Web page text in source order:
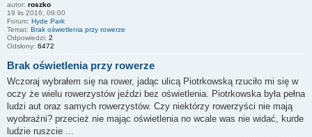
autor: roszko
19 lis 2016, 09:00
Forum: Hyde Park
Temat: Brak oświetlenia przy rowerze
Odpowiedzi: 2
Odsłony: 6472
Brak oświetlenia przy rowerze
Wczoraj wybrałem się na rower, jadąc ulicą Piotrkowską rzuciło mi się w
oczy że wielu rowerzystów jeździ bez oświetlenia. Piotrkowska była pełna
ludzi aut oraz samych rowerzystów. Czy niektórzy rowerzyści nie mają
wyobraźni? przecież nie mając oświetlenia no wcale was nie widać, kurde
ludzie ruszcie ...